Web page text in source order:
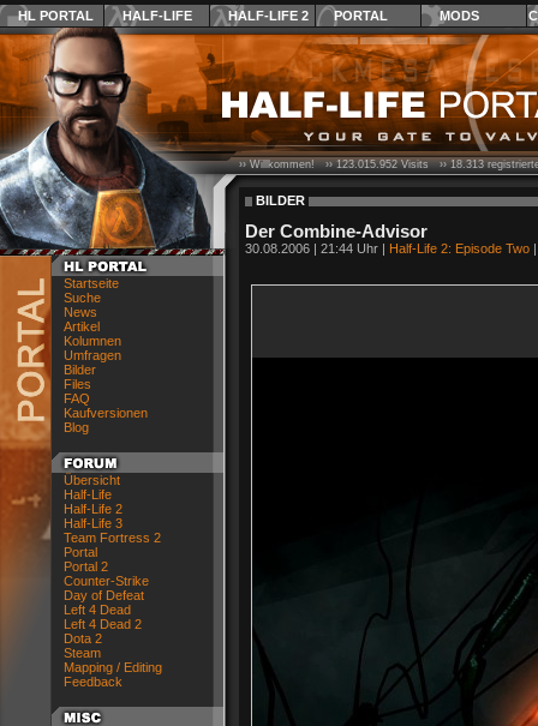
HL PORTAL HALF-LIFE HALF-LIFE 2 PORTAL MODS
Startseite
Suche
News
Artikel
Kolumnen
Umfragen
Bilder
Files
FAQ
Kaufversionen
Blog
Übersicht
Half-Life
Half-Life 2
Half-Life 3
Team Fortress 2
Portal
Portal 2
Counter-Strike
Day of Defeat
Left 4 Dead
Left 4 Dead 2
Dota 2
Steam
Mapping / Editing
Feedback
›› Willkommen! ››123.015.952Visits ››18.313
BILDER
Der Combine-Advisor
30.08.2006 | 21:44 Uhr | Half-Life 2: Episode Two